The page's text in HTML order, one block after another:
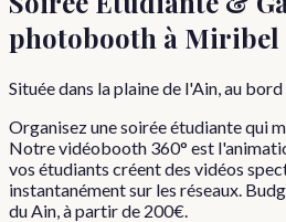
photobooth à Miribel
Située dans la plaine de l'Ain, au
Organisez une soirée étudiante qui
Notre vidéobooth 360° est
vos étudiants créent des vidéos
instantanément sur les réseaux.
du Ain, à partir de 200€.